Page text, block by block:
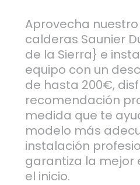
Aprovecha
calderas Saunier
de la Sierra} e
equipo con un
de hasta 200€,
recomendación
medida que te
modelo más
instalación
garantiza la mejor
el inicio.